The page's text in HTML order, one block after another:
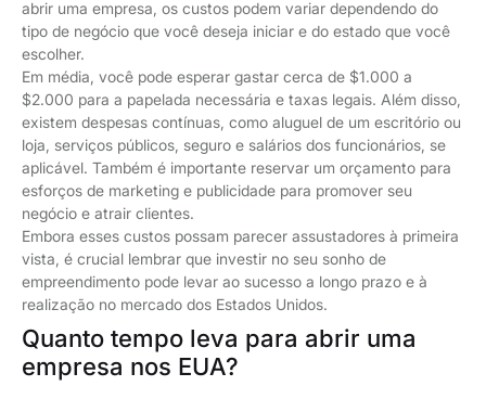
abrir uma empresa, os custos podem variar dependendo do
tipo de negócio que você deseja iniciar e do estado que você
escolher.
Em média, você pode esperar gastar cerca de $1.000 a
$2.000 para a papelada necessária e taxas legais. Além disso,
existem despesas contínuas, como aluguel de um escritório ou
loja, serviços públicos, seguro e salários dos funcionários, se
aplicável. Também é importante reservar um orçamento para
esforços de marketing e publicidade para promover seu
negócio e atrair clientes.
Embora esses custos possam parecer assustadores à primeira
vista, é crucial lembrar que investir no seu sonho de
empreendimento pode levar ao sucesso a longo prazo e à
realização no mercado dos Estados Unidos.
Quanto tempo leva para abrir uma
empresa nos EUA?